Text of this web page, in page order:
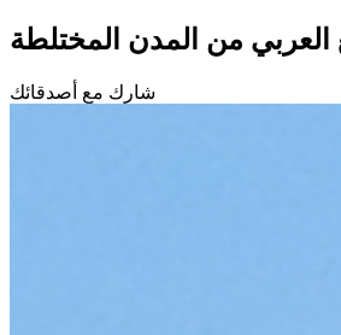
من المدن المختلطة
شارك مع أصدقائك